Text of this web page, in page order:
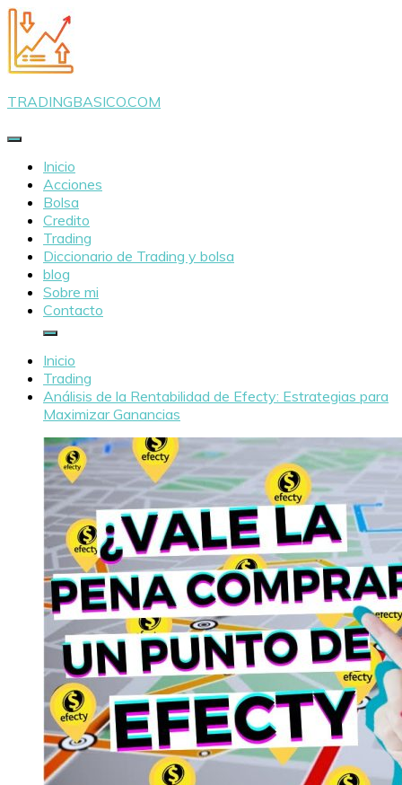
Saltar
al
contenido
TRADINGBASICO.COM
Inicio
Acciones
Bolsa
Credito
Trading
Diccionario de Trading y bolsa
blog
Sobre mi
Contacto
Inicio
Trading
Análisis de la Rentabilidad de Efecty: Estrategias para
Maximizar Ganancias